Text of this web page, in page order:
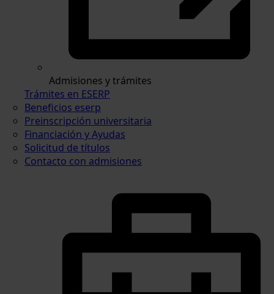
Admisiones y trámites
Trámites en ESERP
Beneficios eserp
Preinscripción universitaria
Financiación y Ayudas
Solicitud de títulos
Contacto con admisiones